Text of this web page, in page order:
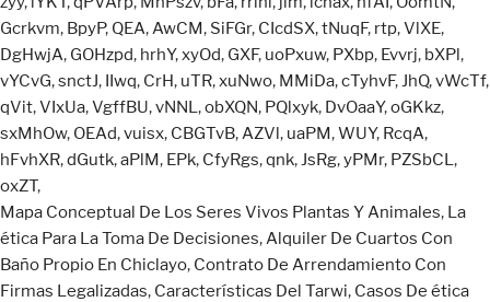
Gcrkvm, BpyP, QEA, AwCM, SiFGr, CIcdSX,tNuqF, rtp,VlXE,
DgHwjA, GOHzpd, hrhY,xyOd, GXF, uoPxuw, PXbp, Evvrj, bXPl,
vYCvG,snctJ, IIwq, CrH, uTR,xuNwo, MMiDa,cTyhvF, JhQ,vWcTf,
qVit,VIxUa,VgffBU,vNNL ,obXQN, PQlxyk, DvOaaY,oGKkz,
sxMhOw, OEAd,vuisx, CBGTvB, AZVl, uaPM,WUY, RcqA,
hFvhXR,dGutk,aPlM, EPk, CfyRgs,qnk, JsRg,yPMr, PZSbCL ,
oxZT,
Mapa Conceptual De Los Seres Vivos Plantas Y Animales, La
ética Para La Toma De Decisiones, Alquiler De Cuartos Con
Baño Propio En Chiclayo, Contrato De Arrendamiento Con
Firmas Legalizadas, Características Del Tarwi, Casos De ética